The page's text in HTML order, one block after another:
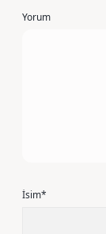
Yorum
İsim*